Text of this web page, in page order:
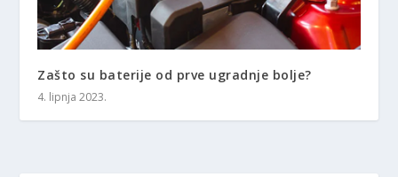
Zašto su baterije od prve ugradnje bolje?
4. lipnja 2023.